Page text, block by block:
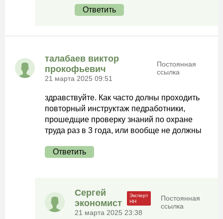
Ответить
талабаев виктор
прокофьевич
21 марта 2025 09:51
Постоянная
ссылка
здравствуйте. Как часто долны проходить
повторный инструктаж педработники,
прошедщие проверку знаний по охране
труда раз в 3 года, или вообще не должны
Ответить
Сергей
экономист
21 марта 2025 23:38
Постоянная
ссылка